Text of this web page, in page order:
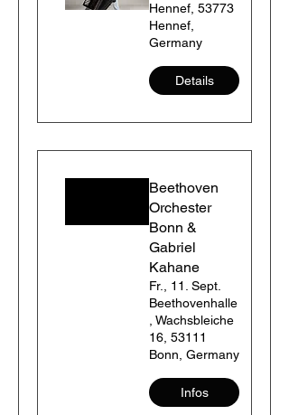
Hennef, 53773
Hennef,
Germany
Details
Beethoven
Orchester
Bonn &
Gabriel
Kahane
Fr., 11. Sept.
Beethovenhalle
, Wachsbleiche
16, 53111
Bonn, Germany
Infos